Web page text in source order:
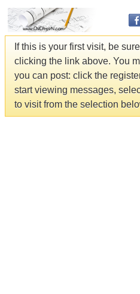
If this is your first visit, be
clicking the link above. You
you can post: click the
start viewing messages,
to visit from the selection